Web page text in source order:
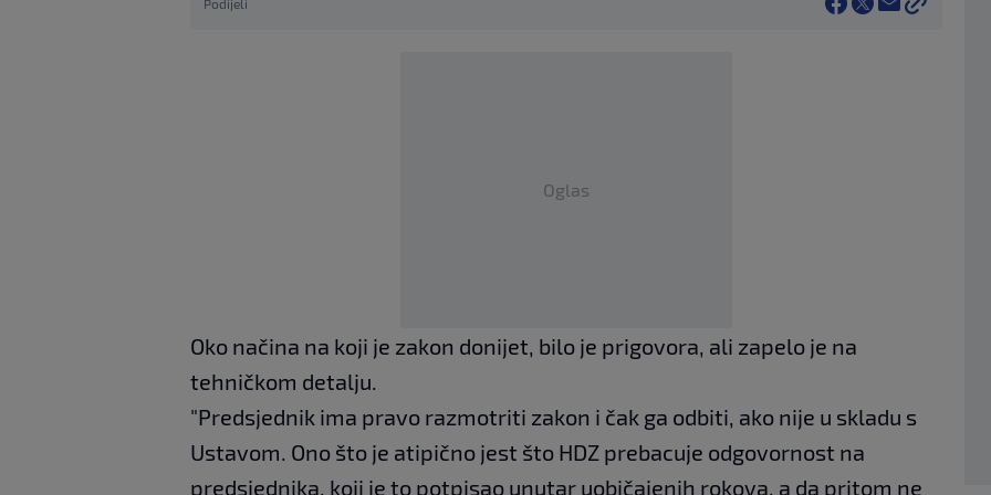
Podijeli
Oglas
Oko načina na koji je zakon donijet, bilo je prigovora, ali zapelo je na
tehničkom detalju.
"Predsjednik ima pravo razmotriti zakon i čak ga odbiti, ako nije u skladu s
Ustavom. Ono što je atipično jest što HDZ prebacuje odgovornost na
predsjednika, koji je to potpisao unutar uobičajenih rokova, a da pritom ne